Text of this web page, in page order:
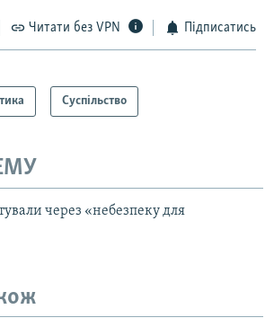
Читати без VPN Підписатись
Суспільство
через «небезпеку для